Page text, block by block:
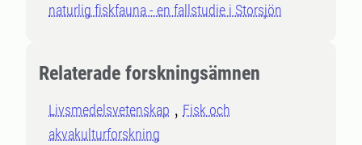
naturlig fiskfauna - en fallstudie i Storsjön
Relaterade forskningsämnen
Livsmedelsvetenskap
Fisk och
akvakulturforskning